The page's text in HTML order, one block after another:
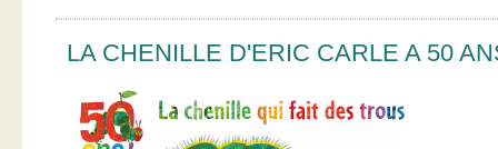
LA CHENILLE D'ERIC CARLE A 50